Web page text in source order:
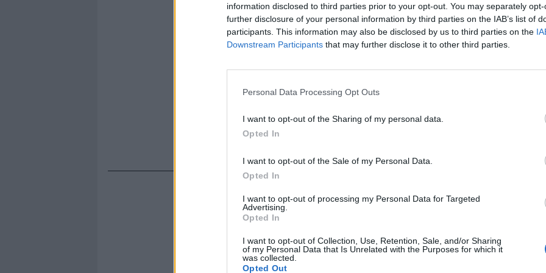
information disclosed to third parties prior to your opt-out. You may separately
further disclosure of your personal information by third parties on the IAB’s list of
participants. This information may also be disclosed by us to third parties on the
Downstream Participants that may further disclose it to other third parties.
Personal Data Processing Opt Outs
I want to opt-out of the Sharing of my personal data.
Opted In
I want to opt-out of the Sale of my Personal Data.
Opted In
I want to opt-out of processing my Personal Data for Targeted
Advertising.
Opted In
I want to opt-out of Collection, Use, Retention, Sale, and/or Sharing
of my Personal Data that Is Unrelated with the Purposes for which it
was collected.
Opted Out
Rudy Giuliani a Come States?
americana